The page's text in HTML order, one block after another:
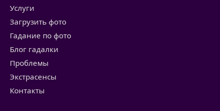
Услуги
Загрузить фото
Гадание по фото
Блог гадалки
Проблемы
Экстрасенсы
Контакты